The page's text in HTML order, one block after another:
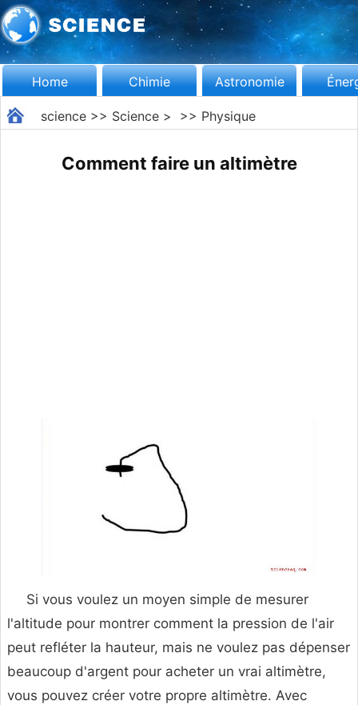
Home Chimie Astronomie
science>> Science> >> Physique
Comment faire un altimètre
Si vous voulez un moyen simple de mesurer
l'altitude pour montrer comment la pression de l'air
peut refléter la hauteur, mais ne voulez pas dépenser
beaucoup d'argent pour acheter un vrai altimètre,
vous pouvez créer votre propre altimètre. Avec